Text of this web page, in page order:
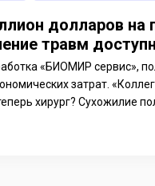
долларов на
травм
«БИОМИР сервис»,
затрат.
хирург? Сухожилие